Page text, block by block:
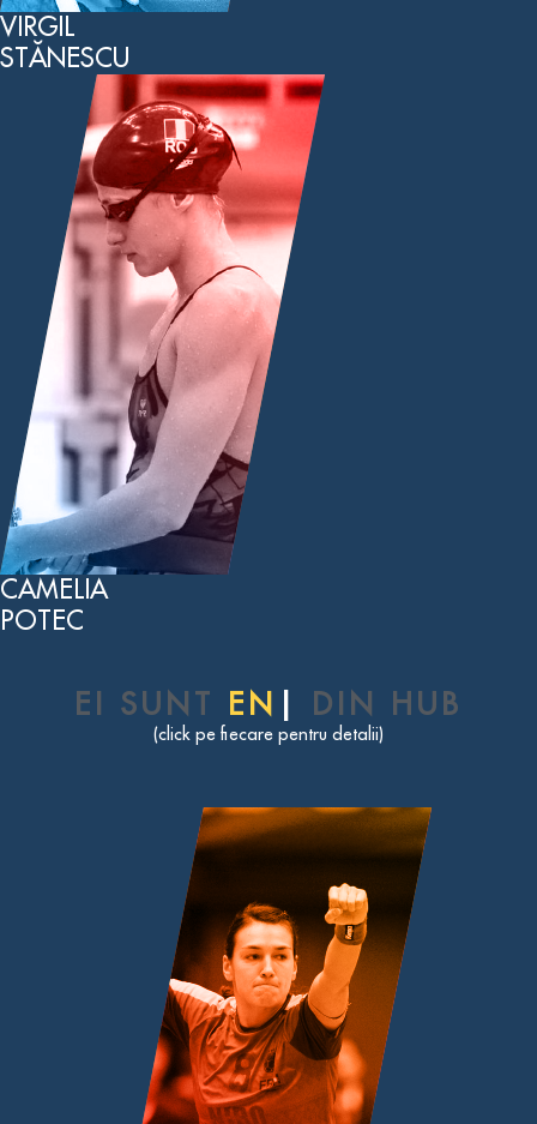
VIRGIL
STĂNESCU
CAMELIA
POTEC
EI SUNT END DIN HUB
(click pe fiecare pentru detalii)